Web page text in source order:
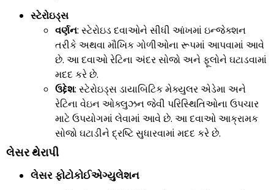
સ્ટેરોઇડ્સ
વર્ણન: સ્ટેરોઇડ દવાઓને સીધી આંખમાં ઇન્જેક્શન
તરીકે અથવા મૌખિક ગોળીઓના રૂપમાં આપવામાં આવે
છે. આ દવાઓ રેટિના અંદર સોજો અને ફૂલોને ઘટાડવામાં
મદદ કરે છે.
ઉદ્દેશ: સ્ટેરોઇડ્સ ડાયાબિટિક મેક્યુલર એડેમા અને
રેટિના વેઇન ઓક્લુઝન જેવી પરિસ્થિતિઓના ઉપચાર
માટે ઉપયોગમાં લેવામાં આવે છે. આ દવાઓ આક્રામક
સોજો ઘટાડીને દ્રષ્ટિ સુધારવામાં મદદ કરે છે.
લેસર થેરાપી
લેસર ફોટોકોઈએગ્યુલેશન